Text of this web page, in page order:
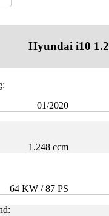
Hyundai i10 1.2
01/2020
1.248 ccm
64 KW / 87 PS